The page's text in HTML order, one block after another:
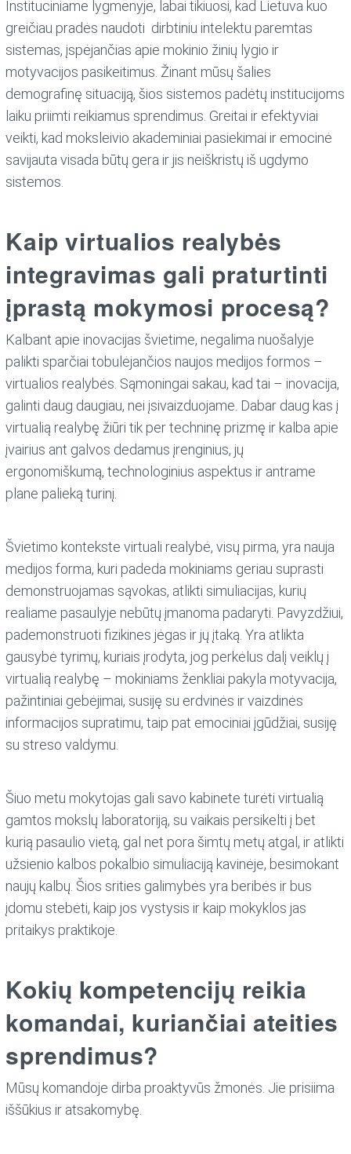
Instituciniame lygmenyje, labai tikiuosi, kad Lietuva kuo
greičiau pradės naudoti dirbtiniu intelektu paremtas
sistemas, įspėjančias apie mokinio žinių lygio ir
motyvacijos pasikeitimus. Žinant mūsų šalies
demografinę situaciją, šios sistemos padėtų institucijoms
laiku priimti reikiamus sprendimus. Greitai ir efektyviai
veikti, kad moksleivio akademiniai pasiekimai ir emocinė
savijauta visada būtų gera ir jis neiškristų iš ugdymo
sistemos.
Kaip virtualios realybės
integravimas gali praturtinti
įprastą mokymosi procesą?
Kalbant apie inovacijas švietime, negalima nuošalyje
palikti sparčiai tobulėjančios naujos medijos formos –
virtualios realybės. Sąmoningai sakau, kad tai – inovacija,
galinti daug daugiau, nei įsivaizduojame. Dabar daug kas į
virtualią realybę žiūri tik per techninę prizmę ir kalba apie
įvairius ant galvos dedamus įrenginius, jų
ergonomiškumą, technologinius aspektus ir antrame
plane palieką turinį.
Švietimo kontekste virtuali realybė, visų pirma, yra nauja
medijos forma, kuri padeda mokiniams geriau suprasti
demonstruojamas sąvokas, atlikti simuliacijas, kurių
realiame pasaulyje nebūtų įmanoma padaryti. Pavyzdžiui,
pademonstruoti fizikines jėgas ir jų įtaką. Yra atlikta
gausybė tyrimų, kuriais įrodyta, jog perkėlus dalį veiklų į
virtualią realybę – mokiniams ženkliai pakyla motyvacija,
pažintiniai gebėjimai, susiję su erdvinės ir vaizdinės
informacijos supratimu, taip pat emociniai įgūdžiai, susiję
su streso valdymu.
Šiuo metu mokytojas gali savo kabinete turėti virtualią
gamtos mokslų laboratoriją, su vaikais persikelti į bet
kurią pasaulio vietą, gal net pora šimtų metų atgal, ir atlikti
užsienio kalbos pokalbio simuliaciją kavinėje, besimokant
naujų kalbų. Šios srities galimybės yra beribės ir bus
įdomu stebėti, kaip jos vystysis ir kaip mokyklos jas
pritaikys praktikoje.
Kokių kompetencijų reikia
komandai, kuriančiai ateities
sprendimus?
Mūsų komandoje dirba proaktyvūs žmonės. Jie prisiima
iššūkius ir atsakomybę.